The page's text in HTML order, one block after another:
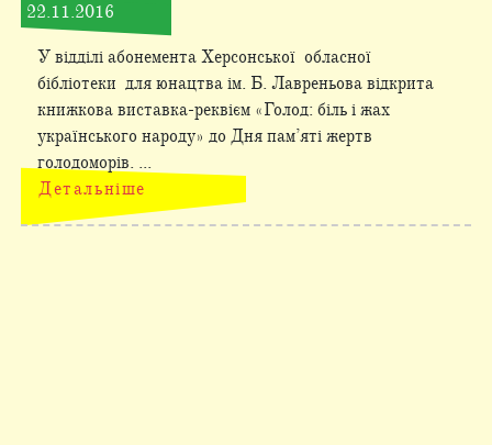
22.11.2016
У відділі абонемента Херсонської обласної
бібліотеки для юнацтва ім. Б. Лавреньова відкрита
книжкова виставка-реквієм «Голод: біль і жах
українського народу» до Дня пам’яті жертв
голодоморів. ...
Детальніше